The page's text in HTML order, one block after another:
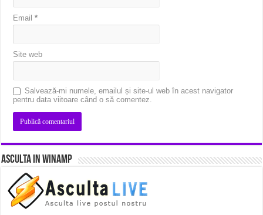
Email*
Site web
Salvează-mi numele, emailul și site-ul web în acest navigator
pentru data viitoare când o să comentez.
Asculta in Winamp